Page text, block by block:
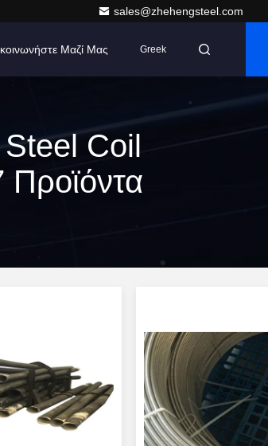
sales@zhehengsteel.com
Μαζί Μας Greek
Coil
Προϊόντα